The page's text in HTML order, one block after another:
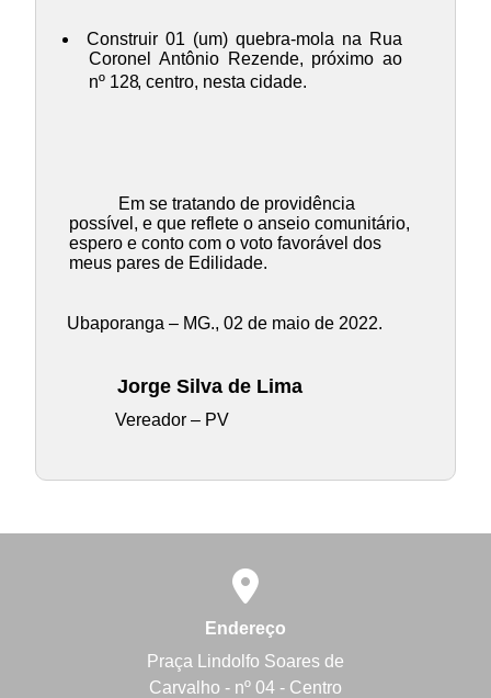
Construir 01 (um) quebra-mola na Rua
Coronel Antônio Rezende, próximo ao
nº 128, centro, nesta cidade.
Em se tratando de providência
possível, e que reflete o anseio comunitário,
espero e conto com o voto favorável dos
meus pares de Edilidade.
Ubaporanga – MG., 02 de maio de 2022.
Jorge Silva de Lima
Vereador – PV
Endereço
Praça Lindolfo Soares de
Carvalho - nº 04 - Centro